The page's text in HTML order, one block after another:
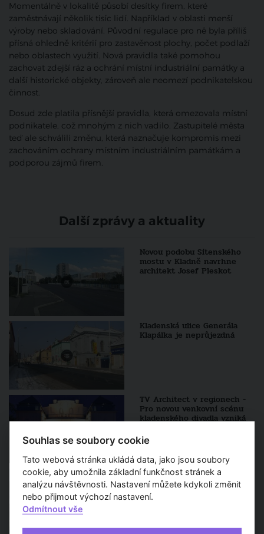
Momentálně v lokalitě působí desítky firem, které
zaměstnávají několik tisíc lidí. Například v oblasti menší
výroby nebo skladování. Původní regulace pro ně byla příliš
přísná ohledně kritérií pro zastavěnost plochy, počet podlaží
nebo oblastech využití. Nová pravidla také pomohou
zachovat zdejší ráz a ochrání místní industriální památky a
další historické objekty, zároveň ale neomezí podnikatelskou
činnost.
Dosud zde platila přísnější pravidla, která omezovala místní
podnikatele, což mnohým z nich vadilo. Zastupitelé města
teď ale schválili změnu, která naznačuje kompromis mezi
zachováním ochrany místním industriálním památkám a
podporou zájmů firem.
Další zprávy a aktuality
Novou podobu Sítenského
mostu v Kladně navrhne
architekt Josef Pleskot
Kladenská ulice Generála
Klapálka je neprůjezdná
TV Architect v regionech -
Pro novou venkovní scénu
kladenského divadla vzniká
pracují architekti David Vávra
a Karel Albrecht
Rekonstrukce Pragerových
kostek začíná. Ikonický areál
čeká tříletá proměna
Souhlas se soubory cookie
Tato webová stránka ukládá data, jako jsou soubory
cookie, aby umožnila základní funkčnost stránek a
analýzu návštěvnosti. Nastavení můžete kdykoli změnit
nebo přijmout výchozí nastavení.
Odmítnout vše